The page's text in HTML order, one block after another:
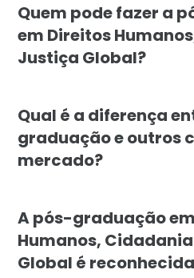
Quem pode fazer a
em Direitos
Justiça Global?
Qual é a diferença
graduação e outros
mercado?
A pós-graduação
Humanos,
Global é reconhecida